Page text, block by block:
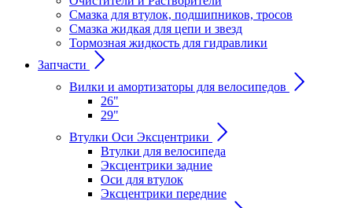
Смазка для втулок, подшипников, тросов
Смазка жидкая для цепи и звезд
Тормозная жидкость для гидравлики
Запчасти
Вилки и амортизаторы для велосипедов
26"
29"
Втулки Оси Эксцентрики
Втулки для велосипеда
Эксцентрики задние
Оси для втулок
Эксцентрики передние